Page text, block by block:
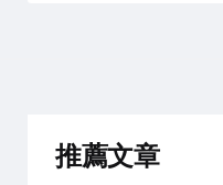
推薦文章